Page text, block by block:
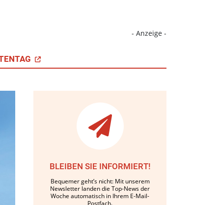
- Anzeige -
BLEIBEN SIE INFORMIERT!
Bequemer geht’s nicht: Mit unserem
Newsletter landen die Top-News der
Woche automatisch in Ihrem E-Mail-
Postfach.